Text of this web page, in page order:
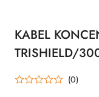
KABEL
TRISHIELD/
(0)